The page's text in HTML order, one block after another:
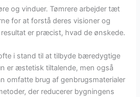
og vinduer. Tømrere arbejder tæt
for at forstå deres visioner og
er præcist, hvad de ønskede.
i stand til at tilbyde bæredygtige
er æstetisk tiltalende, men også
omfatte brug af genbrugsmaterialer
der reducerer bygningens